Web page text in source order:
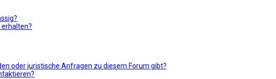
erhalten?
oder juristische Anfragen zu diesem Forum gibt?